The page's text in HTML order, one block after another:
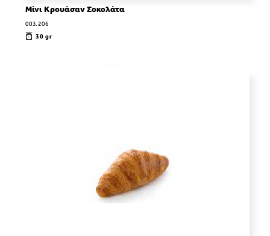
Μίνι Κρουάσαν Σοκολάτα
003.206
30 gr